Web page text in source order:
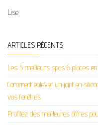
Lise
ARTICLES RÉCENTS
Les 5 meilleurs spas 6 places
Comment enlever un joint en
vos fenêtres
Profitez des meilleures offres